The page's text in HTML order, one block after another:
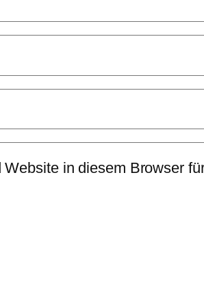
in diesem Browser